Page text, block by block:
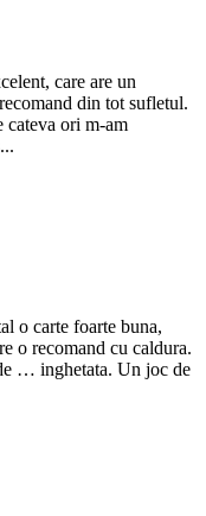
care are un
din tot sufletul.
cateva ori m-am
o carte foarte buna,
o recomand cu caldura.
… inghetata. Un joc de